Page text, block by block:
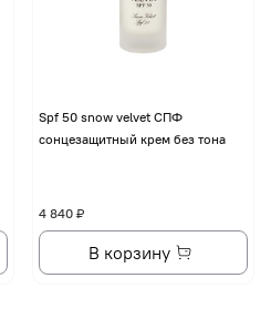
Spf 50 snow velvet CПФ
сонцезащитный крем без тона
4 840 ₽
В корзину